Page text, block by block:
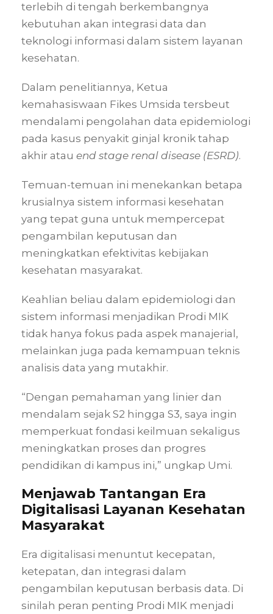
terlebih di tengah berkembangnya
kebutuhan akan integrasi data dan
teknologi informasi dalam sistem layanan
kesehatan.
Dalam penelitiannya, Ketua
kemahasiswaan Fikes Umsida tersbeut
mendalami pengolahan data epidemiologi
pada kasus penyakit ginjal kronik tahap
akhir atau end stage renal disease (ESRD).
Temuan-temuan ini menekankan betapa
krusialnya sistem informasi kesehatan
yang tepat guna untuk mempercepat
pengambilan keputusan dan
meningkatkan efektivitas kebijakan
kesehatan masyarakat.
Keahlian beliau dalam epidemiologi dan
sistem informasi menjadikan Prodi MIK
tidak hanya fokus pada aspek manajerial,
melainkan juga pada kemampuan teknis
analisis data yang mutakhir.
“Dengan pemahaman yang linier dan
mendalam sejak S2 hingga S3, saya ingin
memperkuat fondasi keilmuan sekaligus
meningkatkan proses dan progres
pendidikan di kampus ini,” ungkap Umi.
Menjawab Tantangan Era
Digitalisasi Layanan Kesehatan
Masyarakat
Era digitalisasi menuntut kecepatan,
ketepatan, dan integrasi dalam
pengambilan keputusan berbasis data. Di
sinilah peran penting Prodi MIK menjadi